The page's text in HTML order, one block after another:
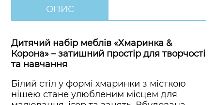
ОПИС
Дитячий набір меблів «Хмаринка &
Корона» – затишний простір для творчості
та навчання
Білий стіл у формі хмаринки з місткою
нішею стане улюбленим місцем для